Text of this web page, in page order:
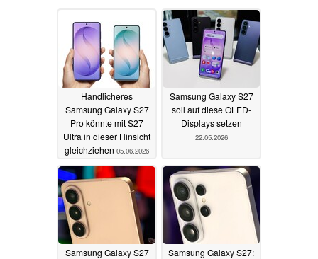
Handlicheres
Samsung Galaxy S27
Pro könnte mit S27
Ultra in dieser Hinsicht
gleichziehen 05.06.2026
Samsung Galaxy S27
soll auf diese OLED-
Displays setzen
22.05.2026
Samsung Galaxy S27
Samsung Galaxy S27: